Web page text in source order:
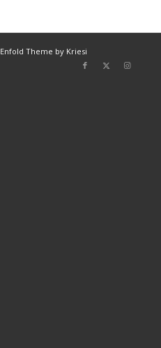
Enfold Theme by Kriesi